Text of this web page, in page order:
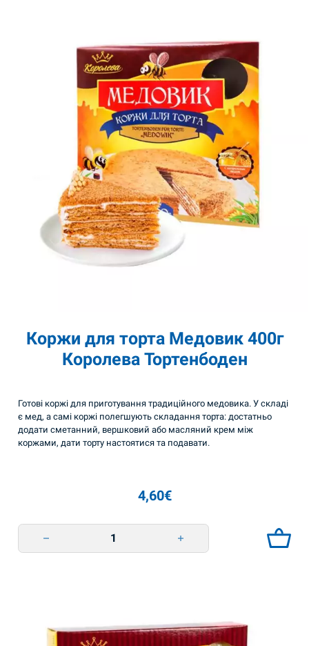
Коржи для торта Медовик 400г
Королева Тортенбоден
Готові коржі для приготування традиційного медовика. У складі
є мед, а самі коржі полегшують складання торта: достатньо
додати сметанний, вершковий або масляний крем між
коржами, дати торту настоятися та подавати.
4,60€
Коржи для торта Медовик 400г Королева Тортенбоден quantity